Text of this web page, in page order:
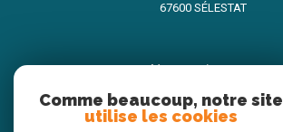
67600
SÉLESTAT
nous suivre sur
Comme beaucoup, notre site
utilise les cookies